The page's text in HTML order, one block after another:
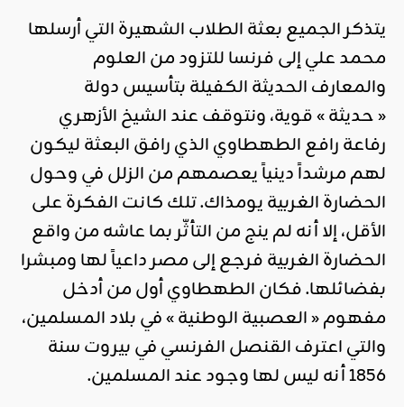
يتذكر الجميع بعثة الطلاب الشهيرة التي أرسلها
محمد علي إلى فرنسا للتزود من العلوم
والمعارف الحديثة الكفيلة بتأسيس دولة
« حديثة » قوية، ونتوقف عند الشيخ الأزهري
رفاعة رافع الطهطاوي الذي رافق البعثة ليكون
لهم مرشداً دينياً يعصمهم من الزلل في وحول
الحضارة الغربية يومذاك. تلك كانت الفكرة على
الأقل، إلا أنه لم ينج من التأثّر بما عاشه من واقع
الحضارة الغربية فرجع إلى مصر داعياً لها ومبشرا
بفضائلها. فكان الطهطاوي أول من أدخل
مفهوم « العصبية الوطنية » في بلاد المسلمين،
والتي اعترف القنصل الفرنسي في بيروت سنة
1856 أنه ليس لها وجود عند المسلمين.